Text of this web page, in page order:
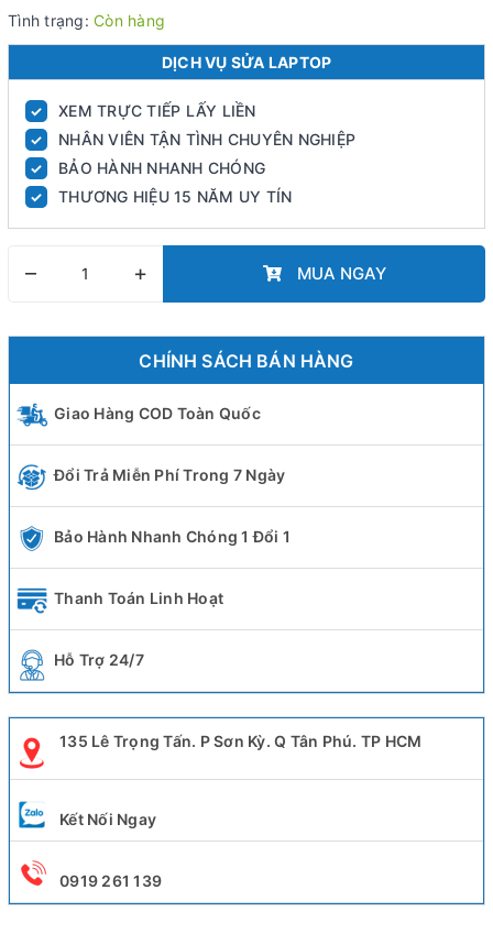
Tình trạng: Còn hàng
DỊCH VỤ SỬA LAPTOP
✓ XEM TRỰC TIẾP LẤY LIỀN
✓ NHÂN VIÊN TẬN TÌNH CHUYÊN NGHIỆP
✓ BẢO HÀNH NHANH CHÓNG
✓ THƯƠNG HIỆU 15 NĂM UY TÍN
– + MUA NGAY
CHÍNH SÁCH BÁN HÀNG
Giao Hàng COD Toàn Quốc
Đổi Trả Miễn Phí Trong 7 Ngày
Bảo Hành Nhanh Chóng 1 Đổi 1
Thanh Toán Linh Hoạt
Hỗ Trợ 24/7
135 Lê Trọng Tấn. P Sơn Kỳ. Q Tân Phú. TP HCM
Kết Nối Ngay
0919 261 139